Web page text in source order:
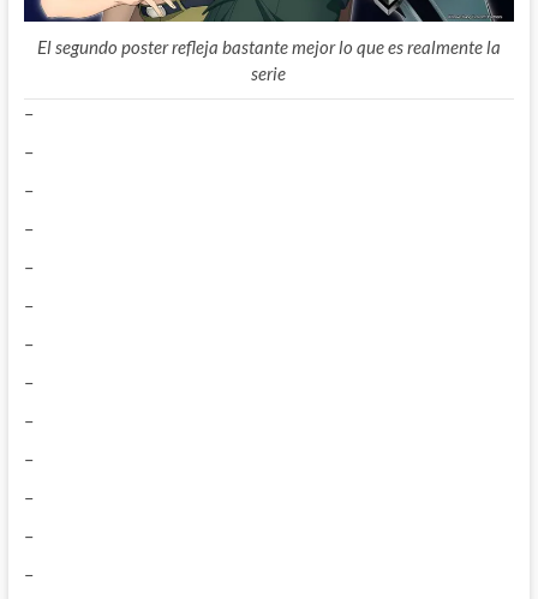
El segundo poster refleja bastante mejor lo que es realmente la
serie
–
–
–
–
–
–
–
–
–
–
–
–
–